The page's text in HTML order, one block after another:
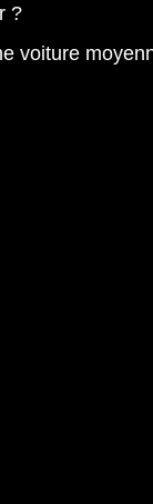
?
voiture